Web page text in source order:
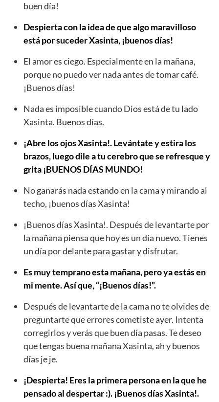
buen día!
Despierta con la idea de que algo maravilloso
está por suceder Xasinta, ¡buenos días!
El amor es ciego. Especialmente en la mañana,
porque no puedo ver nada antes de tomar café.
¡Buenos días!
Nada es imposible cuando Dios está de tu lado
Xasinta. Buenos días.
¡Abre los ojos Xasinta!. Levántate y estira los
brazos, luego dile a tu cerebro que se refresque y
grita ¡BUENOS DÍAS MUNDO!
No ganarás nada estando en la cama y mirando al
techo, ¡buenos días Xasinta!
¡Buenos días Xasinta!. Después de levantarte por
la mañana piensa que hoy es un día nuevo. Tienes
un día por delante para gastar y disfrutar.
Es muy temprano esta mañana, pero ya estás en
mi mente. Así que, “¡Buenos días!”.
Después de levantarte de la cama no te olvides de
preguntarte que errores cometiste ayer. Intenta
corregirlos y verás que buen día pasas. Te deseo
que tengas buena mañana Xasinta, ah y buenos
días je je.
¡Despierta! Eres la primera persona en la que he
pensado al despertar :). ¡Buenos días Xasinta!.